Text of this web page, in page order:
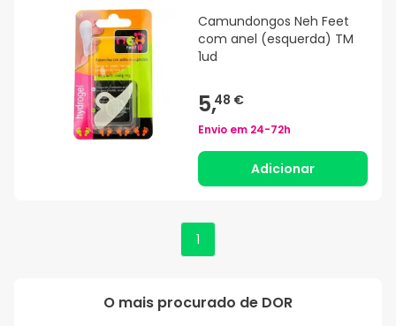
Camundongos Neh Feet
com anel (esquerda) TM
1ud
5,48 €
Envio em 24-72h
Adicionar
1
O mais procurado de DOR